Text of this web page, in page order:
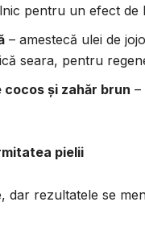
pentru un efect de
– amestecă ulei de
seara, pentru
și zahăr brun –
pielii
dar rezultatele se